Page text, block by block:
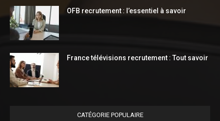
OFB recrutement : l’essentiel à savoir
France télévisions recrutement : Tout savoir
CATÉGORIE POPULAIRE